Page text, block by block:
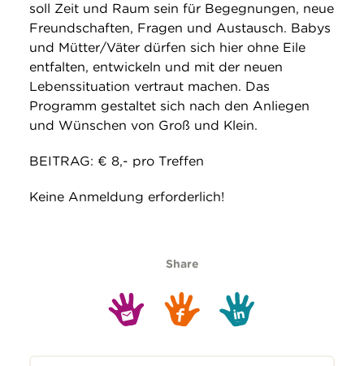
Suche
soll Zeit und Raum sein für Begegnungen, neue
Freundschaften, Fragen und Austausch. Babys
und Mütter/Väter dürfen sich hier ohne Eile
entfalten, entwickeln und mit der neuen
Lebenssituation vertraut machen. Das
Programm gestaltet sich nach den Anliegen
und Wünschen von Groß und Klein.
BEITRAG: € 8,- pro Treffen
Keine Anmeldung erforderlich!
Share